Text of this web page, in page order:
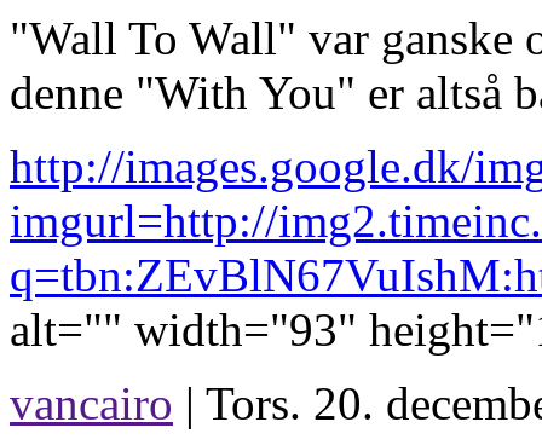
"Wall To Wall" var ganske
denne "With You" er altså
http://images.google.dk/
imgurl=http://
alt="" width="93"
vancairo | Tors. 20.